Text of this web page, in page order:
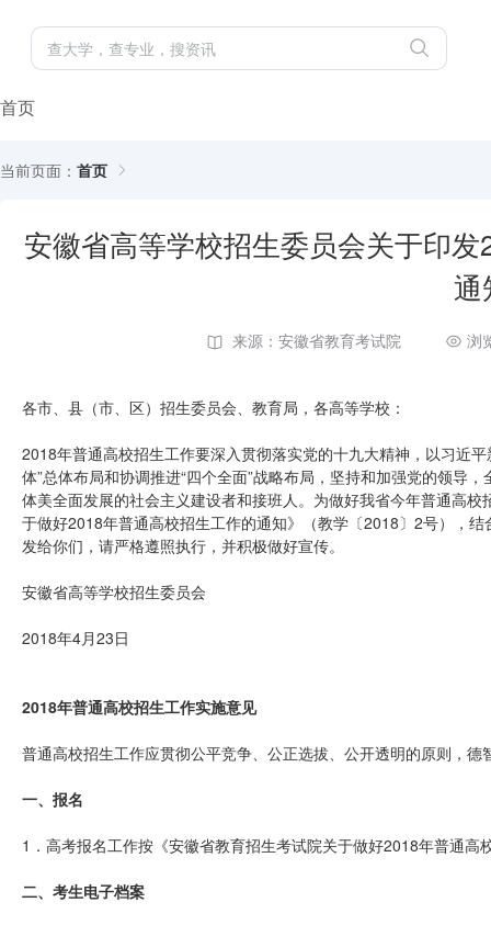
首页
当前页面： 首页
安徽省高等学校招生委员会关于印
通
来源：安徽省教育考试院 浏
各市、县（市、区）招生委员会、教育局，各高等学校：
2018年普通高校招生工作要深入贯彻落实党的十九大精神，以习近
体”总体布局和协调推进“四个全面”战略布局，坚持和加强党的领导
体美全面发展的社会主义建设者和接班人。为做好我省今年普通高
于做好2018年普通高校招生工作的通知》（教学〔2018〕2号），
发给你们，请严格遵照执行，并积极做好宣传。
安徽省高等学校招生委员会
2018年4月23日
2018年普通高校招生工作实施意见
普通高校招生工作应贯彻公平竞争、公正选拔、公开透明的原则，
一、报名
1．高考报名工作按《安徽省教育招生考试院关于做好2018年普通
二、考生电子档案